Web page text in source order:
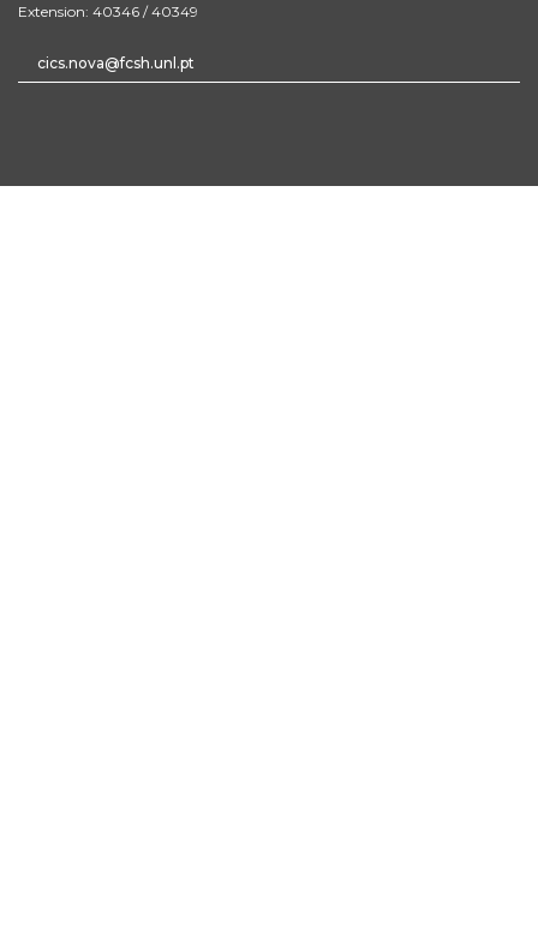
Extension: 40346 / 40349
cics.nova@fcsh.unl.pt